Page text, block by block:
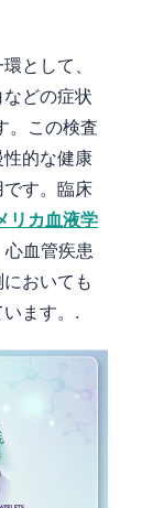
として、
どの症状
。この検査
的な健康
す。臨床
リカ血液学
血管疾患
おいても
ます。.